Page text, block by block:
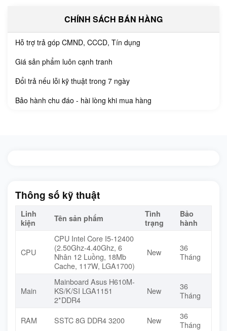
CHÍNH SÁCH BÁN HÀNG
Hỗ trợ trả góp CMND, CCCD, Tín dụng
Giá sản phẩm luôn cạnh tranh
Đổi trả nếu lỗi kỹ thuật trong 7 ngày
Bảo hành chu đáo - hài lòng khi mua hàng
Thông số kỹ thuật
Linh
kiện
Tên sản phẩm
Tình
trạng
Bảo
hành
CPU
CPU Intel Core I5-12400
(2.50Ghz-4.40Ghz, 6
Nhân 12 Luồng, 18Mb
Cache, 117W, LGA1700)
New
36
Tháng
Main
Mainboard Asus H610M-
KS/K/SI LGA1151
2*DDR4
New
36
Tháng
RAM SSTC 8G DDR4 3200 New
36
Tháng